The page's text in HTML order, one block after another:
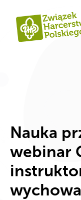
Nauka
webinar